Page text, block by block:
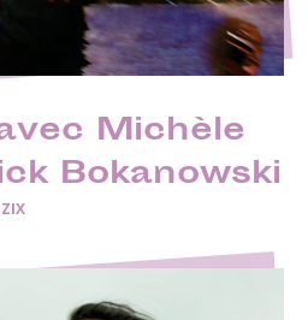
Michèle
Bokanowski